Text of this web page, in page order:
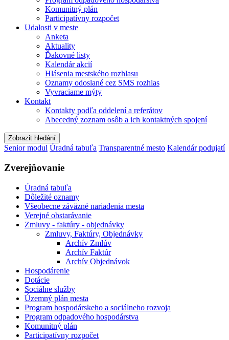
Komunitný plán
Participatívny rozpočet
Udalosti v meste
Anketa
Aktuality
Ďakovné listy
Kalendár akcií
Hlásenia mestského rozhlasu
Oznamy odoslané cez SMS rozhlas
Vyvraciame mýty
Kontakt
Kontakty podľa oddelení a referátov
Abecedný zoznam osôb a ich kontaktných spojení
Zobrazit hledání
Senior modul Úradná tabuľa Transparentné mesto Kalendár podujatí
Zverejňovanie
Úradná tabuľa
Dôležité oznamy
Všeobecne záväzné nariadenia mesta
Verejné obstarávanie
Zmluvy - faktúry - objednávky
Zmluvy, Faktúry, Objednávky
Archív Zmlúv
Archív Faktúr
Archív Objednávok
Hospodárenie
Dotácie
Sociálne služby
Územný plán mesta
Program hospodárskeho a sociálneho rozvoja
Program odpadového hospodárstva
Komunitný plán
Participatívny rozpočet